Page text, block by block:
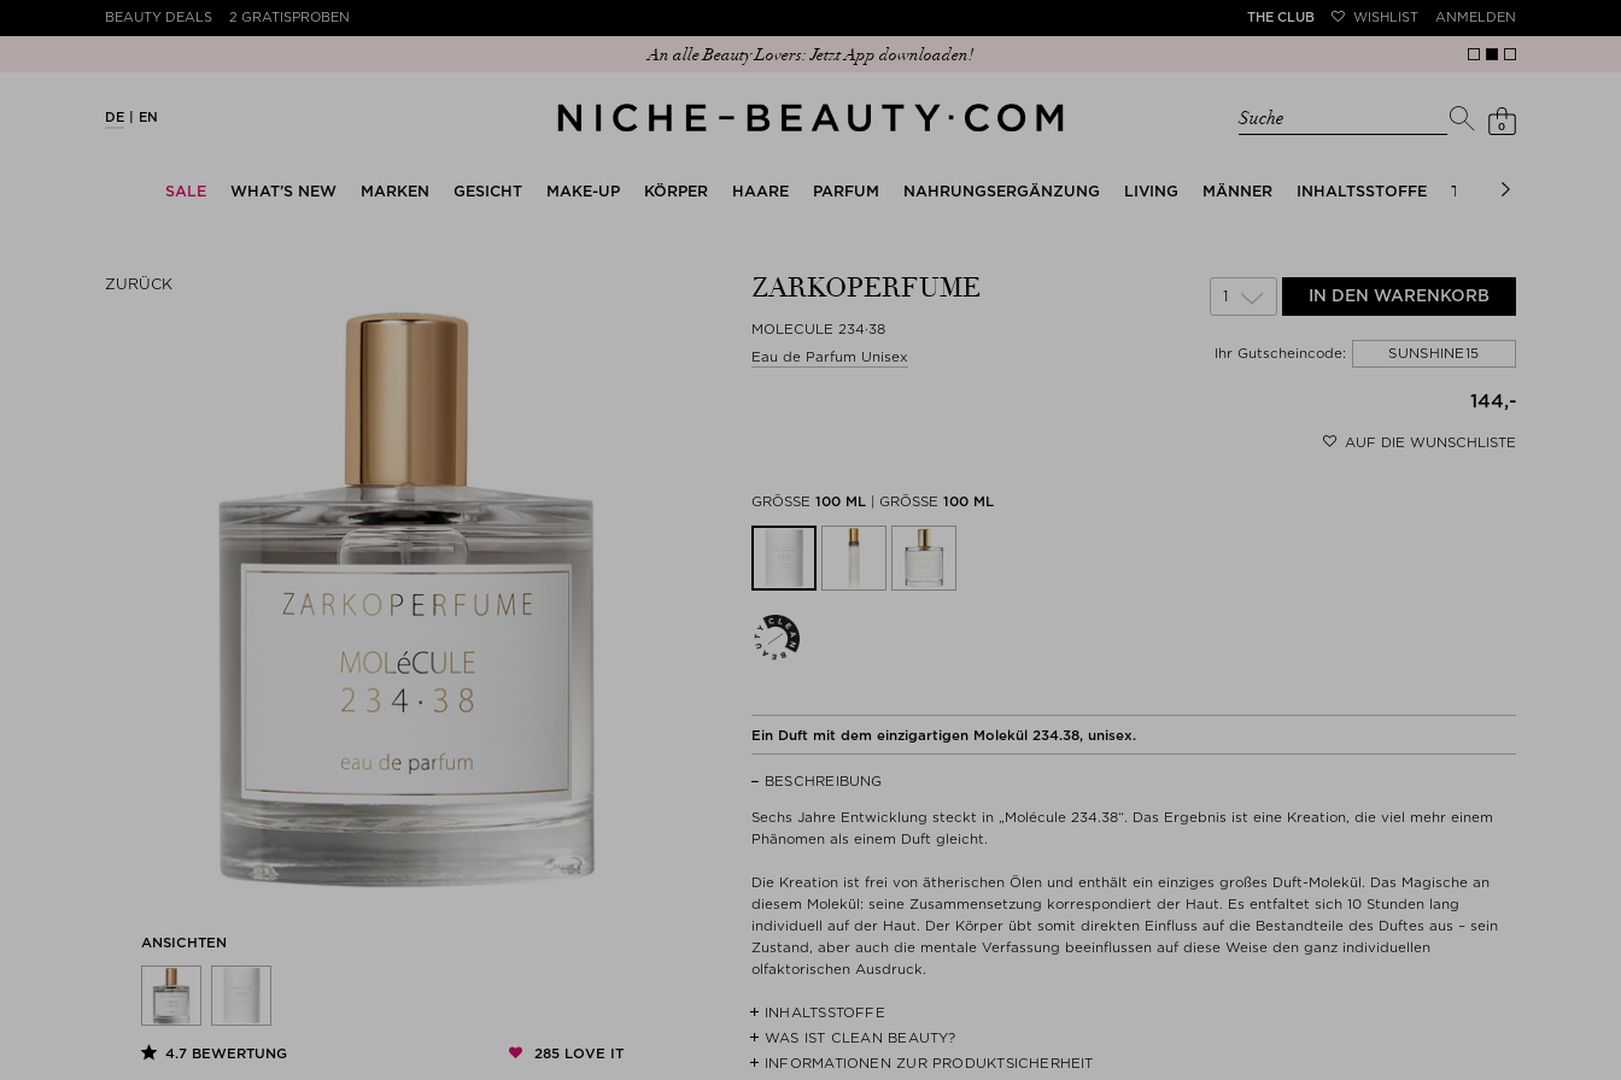
BEAUTY DEALS 2 GRATISPROBEN THE CLUB WISHLIST ANMELDEN
An alle Beauty Lovers: Jetzt App downloaden!
Entdecken Sie unseren neuen Edit: The Anniversary Edit
DE EN Suche 0
SALE WHAT’S NEW MARKEN GESICHT MAKE-UP KÖRPER HAARE PARFUM NAHRUNGSERGÄNZUNG LIVING MÄNNER INHALTSSTOFFE TRENDS
ZURÜCK
ANSICHTEN
4.7 BEWERTUNG 285 LOVE IT
ZARKOPERFUME
MOLECULE 234·38
Eau de Parfum Unisex
1 IN DEN WARENKORB
Ihr Gutscheincode: SUNSHINE15
144,-
AUF DIE WUNSCHLISTE
GRÖSSE 100 ML GRÖSSE 100 ML
Ein Duft mit dem einzigartigen Molekül 234.38, unisex.
BESCHREIBUNG
Sechs Jahre Entwicklung steckt in „Molécule 234.38“. Das Ergebnis ist eine Kreation, die viel mehr einem
Phänomen als einem Duft gleicht.
Die Kreation ist frei von ätherischen Ölen und enthält ein einziges großes Duft-Molekül. Das Magische an
diesem Molekül: seine Zusammensetzung korrespondiert der Haut. Es entfaltet sich 10 Stunden lang
individuell auf der Haut. Der Körper übt somit direkten Einfluss auf die Bestandteile des Duftes aus – sein
Zustand, aber auch die mentale Verfassung beeinflussen auf diese Weise den ganz individuellen
olfaktorischen Ausdruck.
INHALTSSTOFFE
alcohol, perfume, aqua (water)
WAS IST CLEAN BEAUTY?
Wir glauben nicht, dass CLEAN-Produkte ein Muss oder die Antwort auf jedes Hautpflegeproblem sind. Wir
INFORMATIONEN ZUR PRODUKTSICHERHEIT